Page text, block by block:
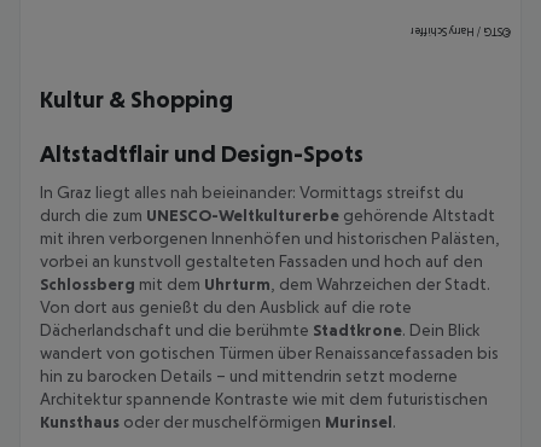
©
STG / Harry Schiffer
Kultur & Shopping
Altstadtflair und Design-Spots
In Graz liegt alles nah beieinander: Vormittags streifst du
durch die zum UNESCO-Weltkulturerbe gehörende Altstadt
mit ihren verborgenen Innenhöfen und historischen Palästen,
vorbei an kunstvoll gestalteten Fassaden und hoch auf den
Schlossberg mit dem Uhrturm , dem Wahrzeichen der Stadt.
Von dort aus genießt du den Ausblick auf die rote
Dächerlandschaft und die berühmte Stadtkrone. Dein Blick
wandert von gotischen Türmen über Renaissancefassaden bis
hin zu barocken Details – und mittendrin setzt moderne
Architektur spannende Kontraste wie mit dem futuristischen
Kunsthaus oder der muschelförmigen Murinsel.